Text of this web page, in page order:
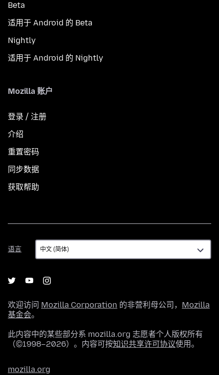
Beta
适用于 Android 的 Beta
Nightly
适用于 Android 的 Nightly
Mozilla 账户
登录 / 注册
介绍
重置密码
同步数据
获取帮助
语言
语
言
欢迎访问 Mozilla Corporation 的非营利母公司， Mozilla
基金会。
此内容中的某些部分系 mozilla.org 志愿者个人版权所有
（©1998–2026）。内容可按知识共享许可协议使用。
mozilla.org